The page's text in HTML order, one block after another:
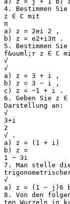
4. Bestimmen
z ∈ C mit
π
a) z = 2ei 2 ,
b) z = e2+i3π .
5. Bestimmen
f&uuml;r z ∈ C
√
√
a) z = 3 + i ,
b) z = 3 − i ,
c) z = −1 + i .
6. Geben Sie z
Darstellung an:
√
3+i
2
√ .
a) z = (1 + i)
b) z =
1 − 3i
7. Man stelle
√
a) z = (1 − j)6
8. Von den
ten Wurzeln in